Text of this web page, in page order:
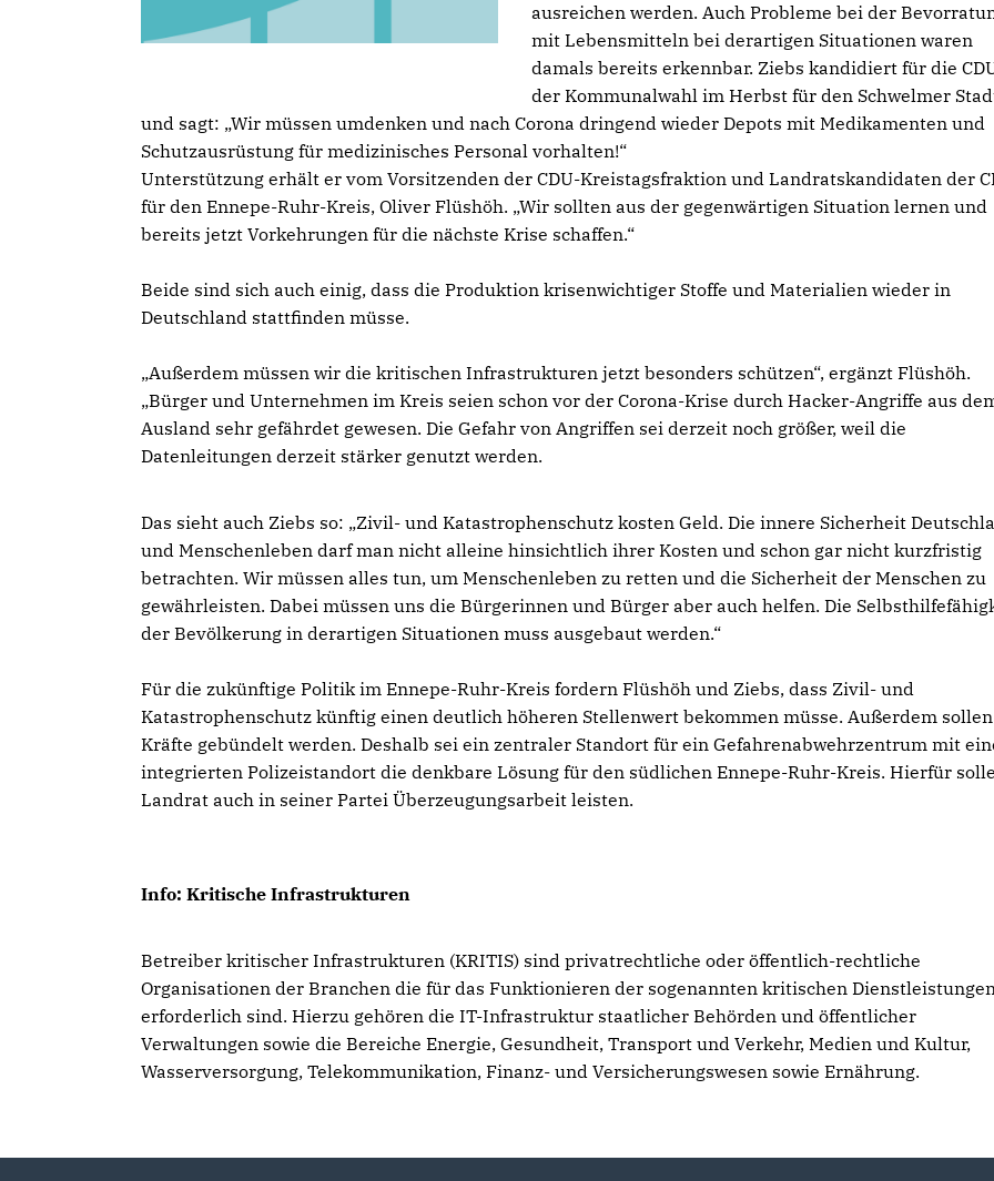
ausreichen werden. Auch Probleme bei der
mit Lebensmitteln bei derartigen Situationen waren
damals bereits erkennbar. Ziebs kandidiert für die
der Kommunalwahl im Herbst für den Schwelmer
und sagt: „Wir müssen umdenken und nach Corona dringend wieder Depots mit Medikamenten und
Schutzausrüstung für medizinisches Personal vorhalten!“
Unterstützung erhält er vom Vorsitzenden der CDU-Kreistagsfraktion und Landratskandidaten der
für den Ennepe-Ruhr-Kreis, Oliver Flüshöh. „Wir sollten aus der gegenwärtigen Situation lernen und
bereits jetzt Vorkehrungen für die nächste Krise schaffen.“
Beide sind sich auch einig, dass die Produktion krisenwichtiger Stoffe und Materialien wieder in
Deutschland stattfinden müsse.
Außerdem müssen wir die kritischen Infrastrukturen jetzt besonders schützen“, ergänzt Flüshöh.
Bürger und Unternehmen im Kreis seien schon vor der Corona-Krise durch Hacker-Angriffe aus
Ausland sehr gefährdet gewesen. Die Gefahr von Angriffen sei derzeit noch größer, weil die
Datenleitungen derzeit stärker genutzt werden.
Das sieht auch Ziebs so: „Zivil- und Katastrophenschutz kosten Geld. Die innere Sicherheit
und Menschenleben darf man nicht alleine hinsichtlich ihrer Kosten und schon gar nicht kurzfristig
betrachten. Wir müssen alles tun, um Menschenleben zu retten und die Sicherheit der Menschen zu
gewährleisten. Dabei müssen uns die Bürgerinnen und Bürger aber auch helfen. Die
der Bevölkerung in derartigen Situationen muss ausgebaut werden.“
Für die zukünftige Politik im Ennepe-Ruhr-Kreis fordern Flüshöh und Ziebs, dass Zivil- und
Katastrophenschutz künftig einen deutlich höheren Stellenwert bekommen müsse. Außerdem
Kräfte gebündelt werden. Deshalb sei ein zentraler Standort für ein Gefahrenabwehrzentrum mit
integrierten Polizeistandort die denkbare Lösung für den südlichen Ennepe-Ruhr-Kreis. Hierfür
Landrat auch in seiner Partei Überzeugungsarbeit leisten.
Info: Kritische Infrastrukturen
Betreiber kritischer Infrastrukturen (KRITIS) sind privatrechtliche oder öffentlich-rechtliche
Organisationen der Branchen die für das Funktionieren der sogenannten kritischen
erforderlich sind. Hierzu gehören die IT-Infrastruktur staatlicher Behörden und öffentlicher
Verwaltungen sowie die Bereiche Energie, Gesundheit, Transport und Verkehr, Medien und Kultur,
Wasserversorgung, Telekommunikation, Finanz- und Versicherungswesen sowie Ernährung.